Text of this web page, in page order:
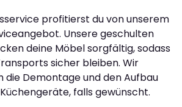
profitierst du von unserem
Unsere geschulten
deine Möbel sorgfältig, sodass
sicher bleiben. Wir
die Demontage und den Aufbau
falls gewünscht.